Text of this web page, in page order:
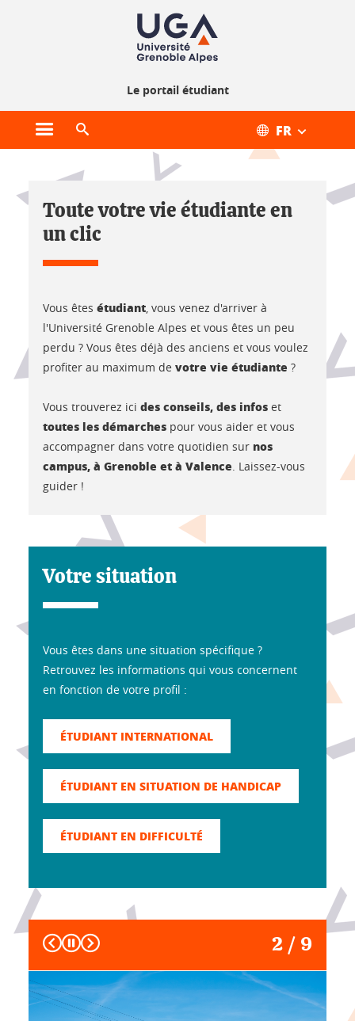
Le portail étudiant
Ouvrir le menu principal FR
Toute votre vie étudiante en
un clic
Vous êtes étudiant, vous venez d'arriver à
l'Université Grenoble Alpes et vous êtes un peu
perdu ? Vous êtes déjà des anciens et vous voulez
profiter au maximum de votre vie étudiante ?
Vous trouverez ici des conseils, des infos et
toutes les démarches pour vous aider et vous
accompagner dans votre quotidien sur nos
campus, à Grenoble et à Valence. Laissez-vous
guider !
Votre situation
Vous êtes dans une situation spécifique ?
Retrouvez les informations qui vous concernent
en fonction de votre profil :
ÉTUDIANT INTERNATIONAL
ÉTUDIANT EN SITUATION DE HANDICAP
ÉTUDIANT EN DIFFICULTÉ
Précédent
Suivant 2 / 9